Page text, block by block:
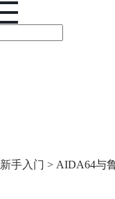
新手入门 > AIDA64与